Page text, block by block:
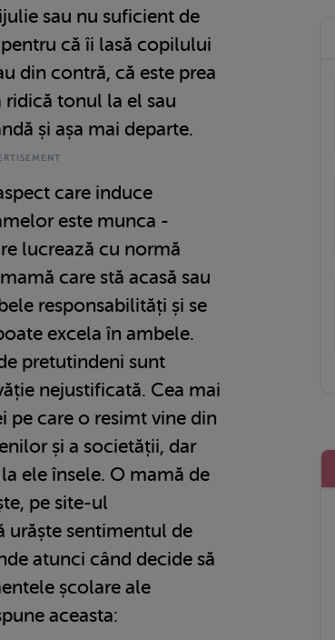
sau nu suficient de
că îi lasă copilului
din contră, că este prea
tonul la el sau
și așa mai departe.
care induce
este munca -
lucrează cu normă
care stă acasă sau
responsabilități și se
excela în ambele.
pretutindeni sunt
nejustificată. Cea mai
pe care o resimt vine din
și a societății, dar
ele însele. O mamă de
pe site-ul
urăște sentimentul de
atunci când decide să
școlare ale
aceasta: